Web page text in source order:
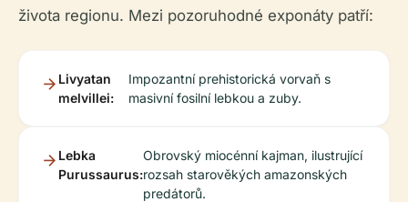
života regionu. Mezi pozoruhodné exponáty patří:
Livyatan
melvillei:
Impozantní prehistorická vorvaň s
masivní fosilní lebkou a zuby.
Lebka
Purussaurus:
Obrovský miocénní kajman, ilustrující
rozsah starověkých amazonských
predátorů.